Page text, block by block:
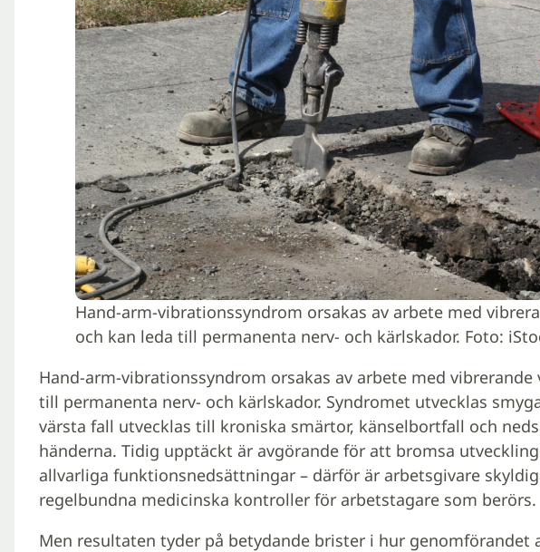
Hand-arm-vibrationssyndrom orsakas av arbete med
och kan leda till permanenta nerv- och kärlskador. Foto:
Hand-arm-vibrationssyndrom orsakas av arbete med vibrerande
till permanenta nerv- och kärlskador. Syndromet utvecklas
värsta fall utvecklas till kroniska smärtor, känselbortfall och
händerna. Tidig upptäckt är avgörande för att bromsa
allvarliga funktionsnedsättningar – därför är arbetsgivare
regelbundna medicinska kontroller för arbetstagare som berörs.
Men resultaten tyder på betydande brister i hur genomförandet